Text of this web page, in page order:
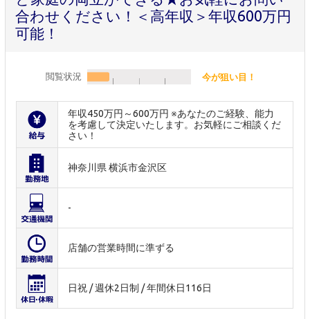
合わせください！＜高年収＞年収600万円
可能！
閲覧状況 今が狙い目！
年収450万円～600万円 ※あなたのご経験、能力
を考慮して決定いたします。お気軽にご相談くだ
さい！
神奈川県 横浜市金沢区
-
店舗の営業時間に準ずる
日祝 / 週休2日制 / 年間休日116日